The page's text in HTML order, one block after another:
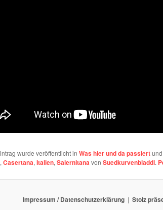
wurde veröffentlicht in Was hier und da passiertund
, Casertana, Italien, Salernitanavon Suedkurvenbladdl.
Impressum / Datenschutzerklärung Stolz